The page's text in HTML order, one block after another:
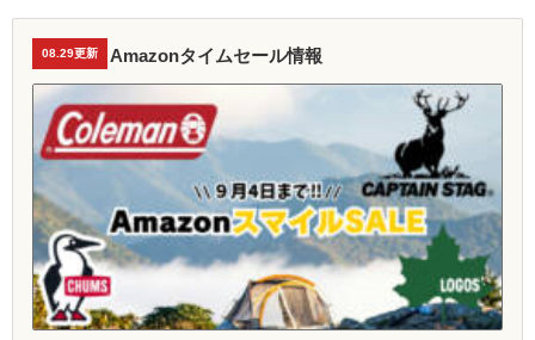
08.29更新 Amazonタイムセール情報